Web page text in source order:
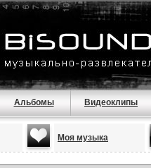
Альбомы Видеоклипы
Моя музыка